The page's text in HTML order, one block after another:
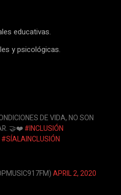
educativas.
y psicológicas.
DE VIDA, NO SON
🤝❤️#INCLUSIÓN
#SÍALAINCLUSIÓN
APRIL 2, 2020